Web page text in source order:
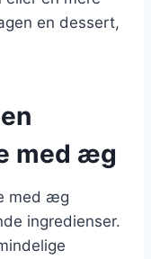
en dessert,
med æg
med æg
ingredienser.